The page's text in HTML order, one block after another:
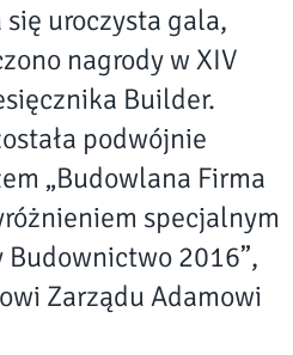
się uroczysta gala,
nagrody w XIV
Builder.
podwójnie
„Budowlana Firma
specjalnym
Budownictwo 2016”,
Zarządu Adamowi